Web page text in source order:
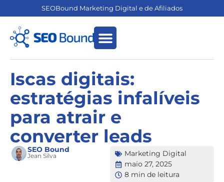
SEOBound Marketing Digital e de Afiliados
Iscas digitais:
estratégias infalíveis
para atrair e
converter leads
SEO Bound
Jean Silva
Marketing Digital
maio 27, 2025
8 min de leitura